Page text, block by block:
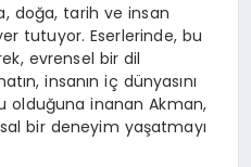
doğa, tarih ve insan
tutuyor. Eserlerinde, bu
evrensel bir dil
insanın iç dünyasını
olduğuna inanan Akman,
bir deneyim yaşatmayı